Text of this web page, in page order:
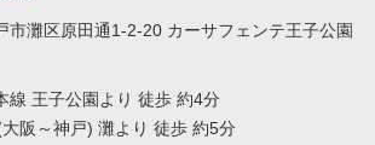
市灘区原田通1-2-20 カーサフェンテ王子公園
線 王子公園より 徒歩 約4分
阪～神戸) 灘より 徒歩 約5分